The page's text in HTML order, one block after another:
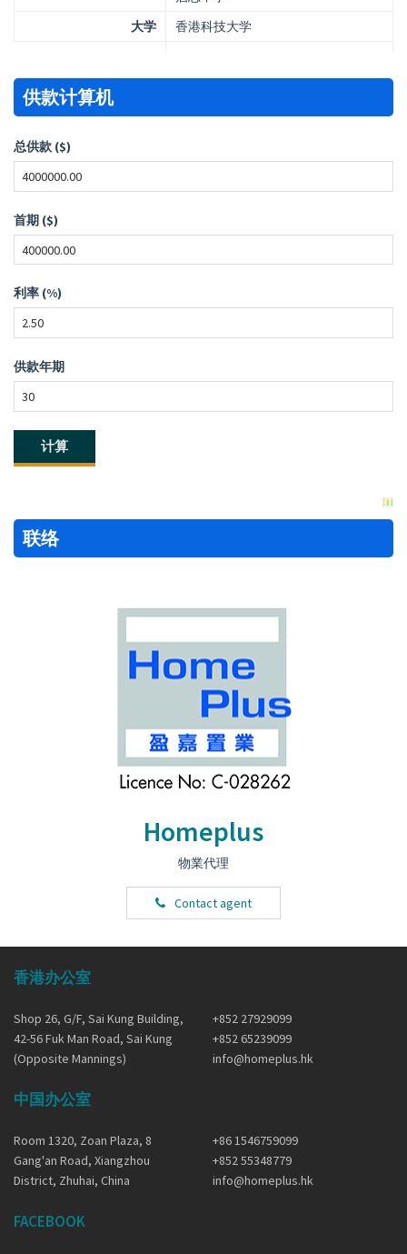
大学
香港科技大学
供款计算机
总供款 ($)
首期 ($)
利率 (%)
供款年期
联络
Homeplus
物業代理
Contact agent
香港办公室
Shop 26, G/F, Sai Kung Building,
42-56 Fuk Man Road, Sai Kung
(Opposite Mannings)
+852 27929099
+852 65239099
info@homeplus.hk
中国办公室
Room 1320, Zoan Plaza, 8
Gang'an Road, Xiangzhou
District, Zhuhai, China
+86 1546759099
+852 55348779
info@homeplus.hk
FACEBOOK